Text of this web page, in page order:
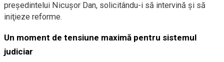
preşedintelui Nicuşor Dan, solicitându-i să intervină şi să
iniţieze reforme.
Un moment de tensiune maximă pentru sistemul
judiciar